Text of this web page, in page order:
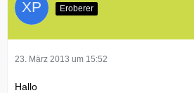
Eroberer
23. März 2013 um 15:52
Hallo